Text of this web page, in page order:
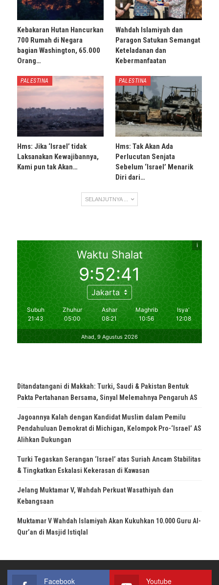
Kebakaran Hutan Hancurkan
700 Rumah di Negara
bagian Washington, 65.000
Orang…
Wahdah Islamiyah dan
Paragon Satukan Semangat
Keteladanan dan
Kebermanfaatan
PALESTINA
Hms: Jika ‘Israel’ tidak
Laksanakan Kewajibannya,
Kami pun tak Akan…
PALESTINA
Hms: Tak Akan Ada
Perlucutan Senjata
Sebelum ‘Israel’ Menarik
Diri dari…
SELANJUTNYA ...
Ditandatangani di Makkah: Turki, Saudi & Pakistan Bentuk
Pakta Pertahanan Bersama, Sinyal Melemahnya Pengaruh AS
Jagoannya Kalah dengan Kandidat Muslim dalam Pemilu
Pendahuluan Demokrat di Michigan, Kelompok Pro-‘Israel’ AS
Alihkan Dukungan
Turki Tegaskan Serangan ‘Israel’ atas Suriah Ancam Stabilitas
& Tingkatkan Eskalasi Kekerasan di Kawasan
Jelang Muktamar V, Wahdah Perkuat Wasathiyah dan
Kebangsaan
Muktamar V Wahdah Islamiyah Akan Kukuhkan 10.000 Guru Al-
Qur’an di Masjid Istiqlal
Facebook Youtube